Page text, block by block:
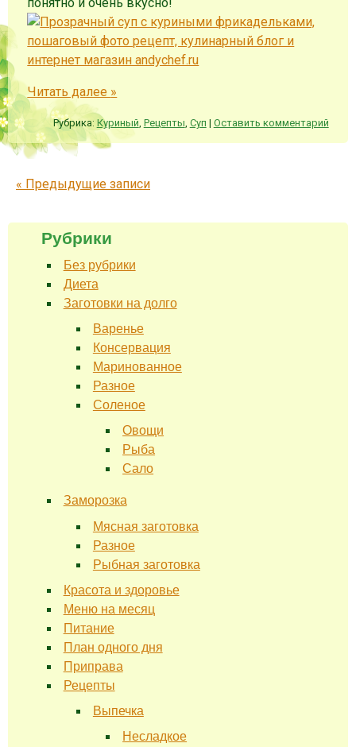
Читать далее »
Рубрика: Куриный Рецепты Суп | Оставить комментарий
Запись навигация
« Предыдущие записи
Рубрики
Без рубрики
Диета
Заготовки на долго
Варенье
Консервация
Маринованное
Разное
Соленое
Овощи
Рыба
Сало
Заморозка
Мясная заготовка
Разное
Рыбная заготовка
Красота и здоровье
Меню на месяц
Питание
План одного дня
Приправа
Рецепты
Выпечка
Несладкое